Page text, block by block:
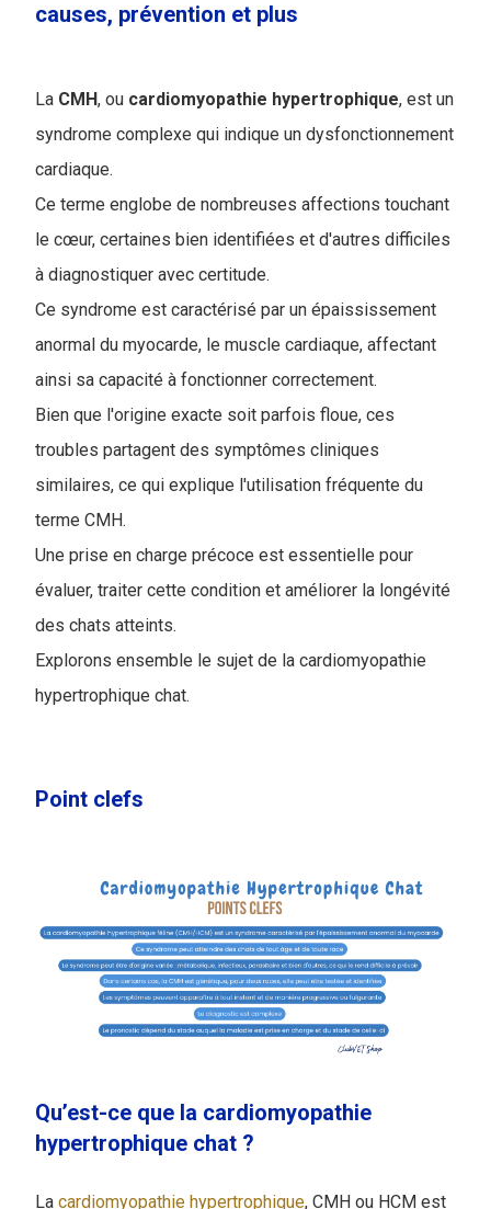
causes, prévention et plus
La CMH, ou cardiomyopathie hypertrophique, est un
syndrome complexe qui indique un dysfonctionnement
cardiaque.
Ce terme englobe de nombreuses affections touchant
le cœur, certaines bien identifiées et d'autres difficiles
à diagnostiquer avec certitude.
Ce syndrome est caractérisé par un épaississement
anormal du myocarde, le muscle cardiaque, affectant
ainsi sa capacité à fonctionner correctement.
Bien que l'origine exacte soit parfois floue, ces
troubles partagent des symptômes cliniques
similaires, ce qui explique l'utilisation fréquente du
terme CMH.
Une prise en charge précoce est essentielle pour
évaluer, traiter cette condition et améliorer la longévité
des chats atteints.
Explorons ensemble le sujet de la cardiomyopathie
hypertrophique chat.
Point clefs
Qu’est-ce que la cardiomyopathie
hypertrophique chat ?
La cardiomyopathie hypertrophique, CMH ou HCM est